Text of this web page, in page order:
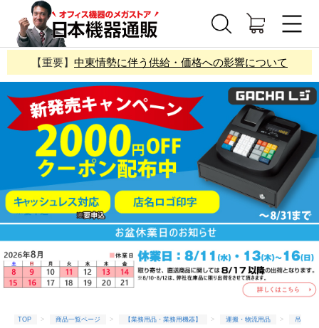
【重要】 中東情勢に伴う供給・価格への影響について
TOP 商品一覧ページ 【業務用品・業務用機器】 運搬・物流用品
吊